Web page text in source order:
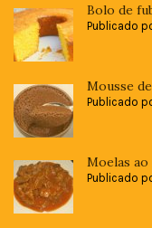
Bolo de
Publicado
Mousse
Publicado
Moelas
Publicado